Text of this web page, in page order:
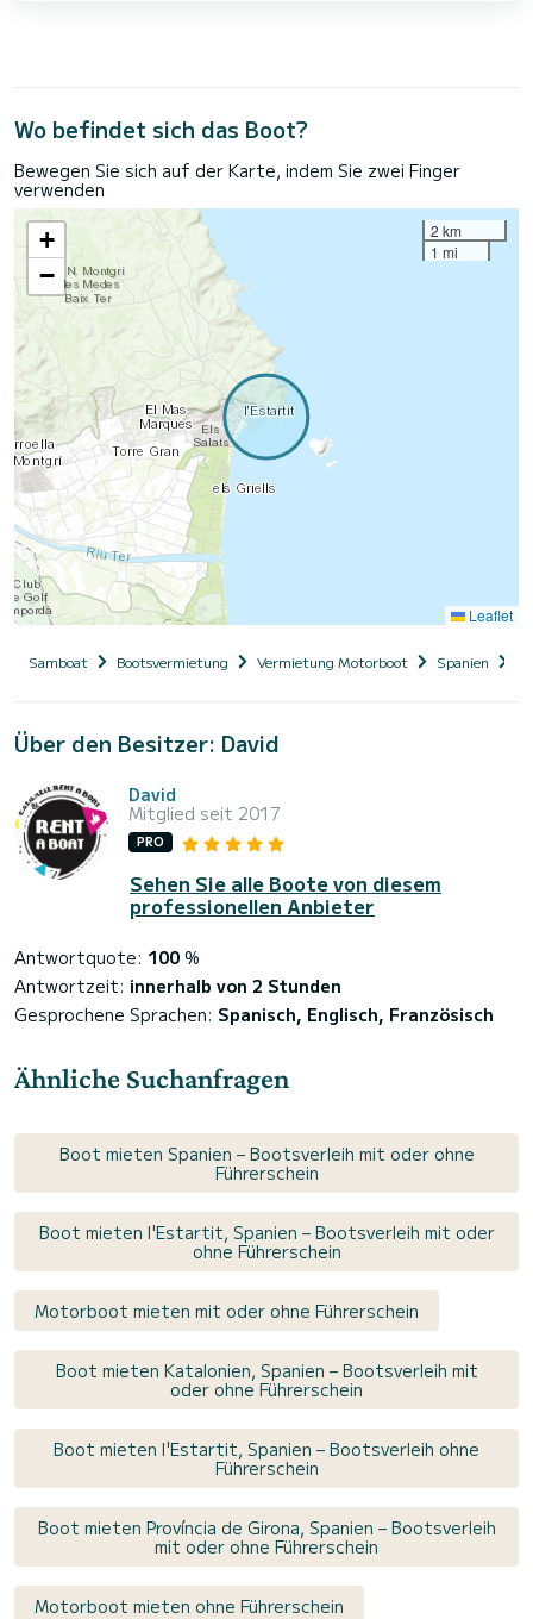
Wo befindet sich das Boot?
Bewegen Sie sich auf der Karte, indem Sie zwei Finger
verwenden
+
−
2 km
1 mi
Leaflet
Samboat Bootsvermietung Vermietung Motorboot Spanien
Über den Besitzer: David
David
Mitglied seit 2017
PRO
Sehen Sie alle Boote von diesem
professionellen Anbieter
Antwortquote: 100 %
Antwortzeit: innerhalb von 2 Stunden
Gesprochene Sprachen: Spanisch, Englisch, Französisch
Ähnliche Suchanfragen
Boot mieten Spanien – Bootsverleih mit oder ohne
Führerschein
Boot mieten l'Estartit, Spanien – Bootsverleih mit oder
ohne Führerschein
Motorboot mieten mit oder ohne Führerschein
Boot mieten Katalonien, Spanien – Bootsverleih mit
oder ohne Führerschein
Boot mieten l'Estartit, Spanien – Bootsverleih ohne
Führerschein
Boot mieten Província de Girona, Spanien – Bootsverleih
mit oder ohne Führerschein
Motorboot mieten ohne Führerschein